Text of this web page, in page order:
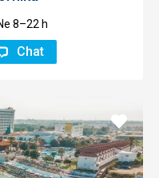
8–⁠⁠⁠⁠⁠⁠22 h
Chat
Pridať
do